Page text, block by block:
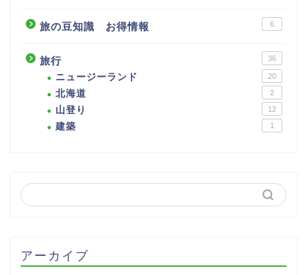
旅の豆知識 お得情報 6
旅行 36
ニュージーランド 20
北海道 2
山登り 12
建築 1
アーカイブ